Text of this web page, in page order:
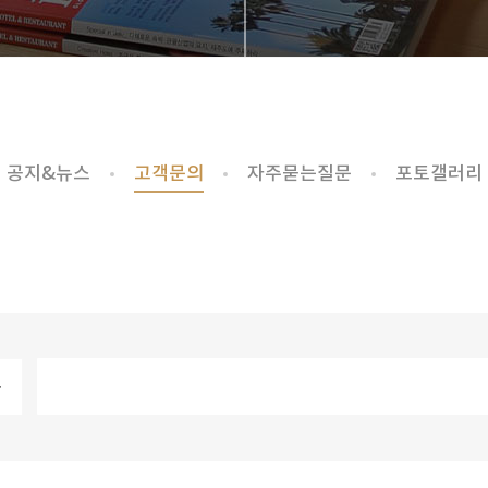
공지&뉴스 고객문의 자주묻는질문 포토갤러리